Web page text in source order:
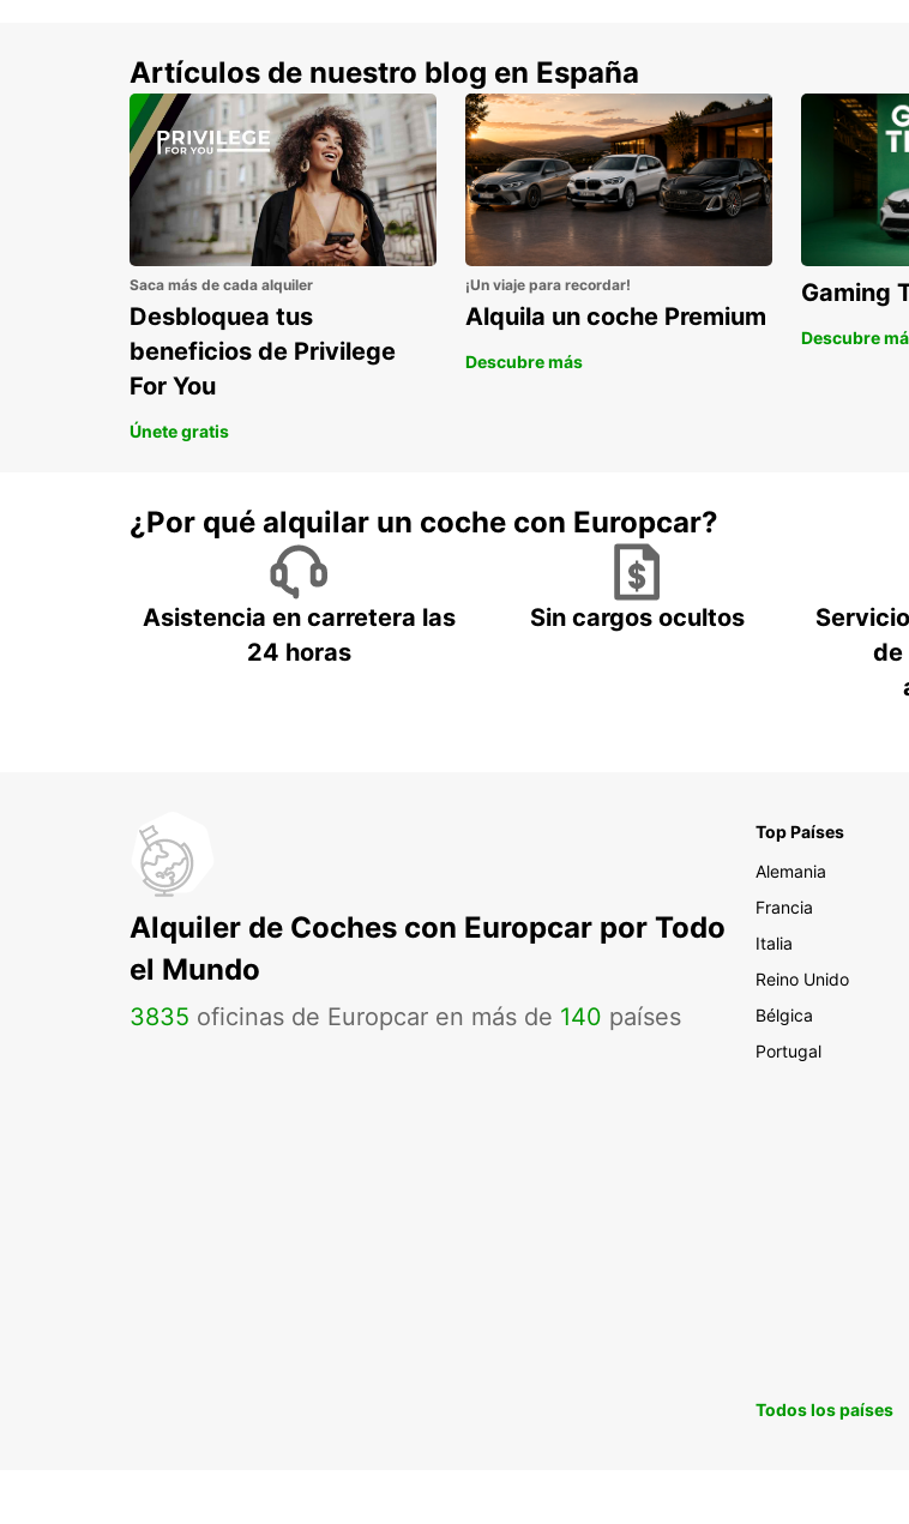
Artículos de nuestro blog en España
Saca más de cada alquiler
Desbloquea tus
beneficios de Privilege
For You
Únete gratis
¡Un viaje para recordar!
Alquila un coche Premium
Descubre más
Gaming
Descubre
¿Por qué alquilar un coche con Europcar?
Asistencia en carretera las
24 horas
Sin cargos ocultos
de
Alquiler de Coches con Europcar por Todo
el Mundo
3835 oficinas de Europcar en más de 140 países
Top Países
Alemania
Francia
Italia
Reino Unido
Bélgica
Portugal
Todos los países